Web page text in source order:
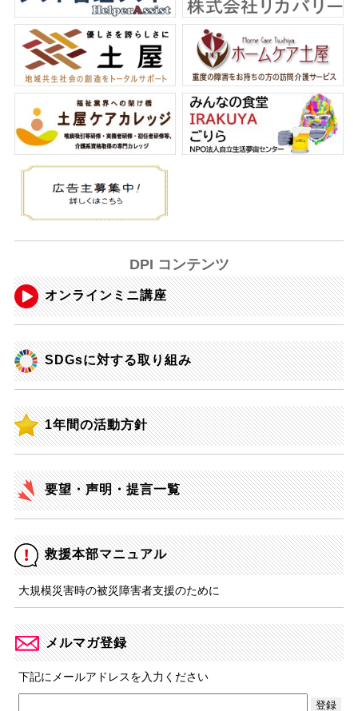
DPI コンテンツ
オンラインミニ講座
SDGsに対する取り組み
1年間の活動方針
要望・声明・提言一覧
救援本部マニュアル
大規模災害時の被災障害者支援のために
メルマガ登録
下記にメールアドレスを入力ください